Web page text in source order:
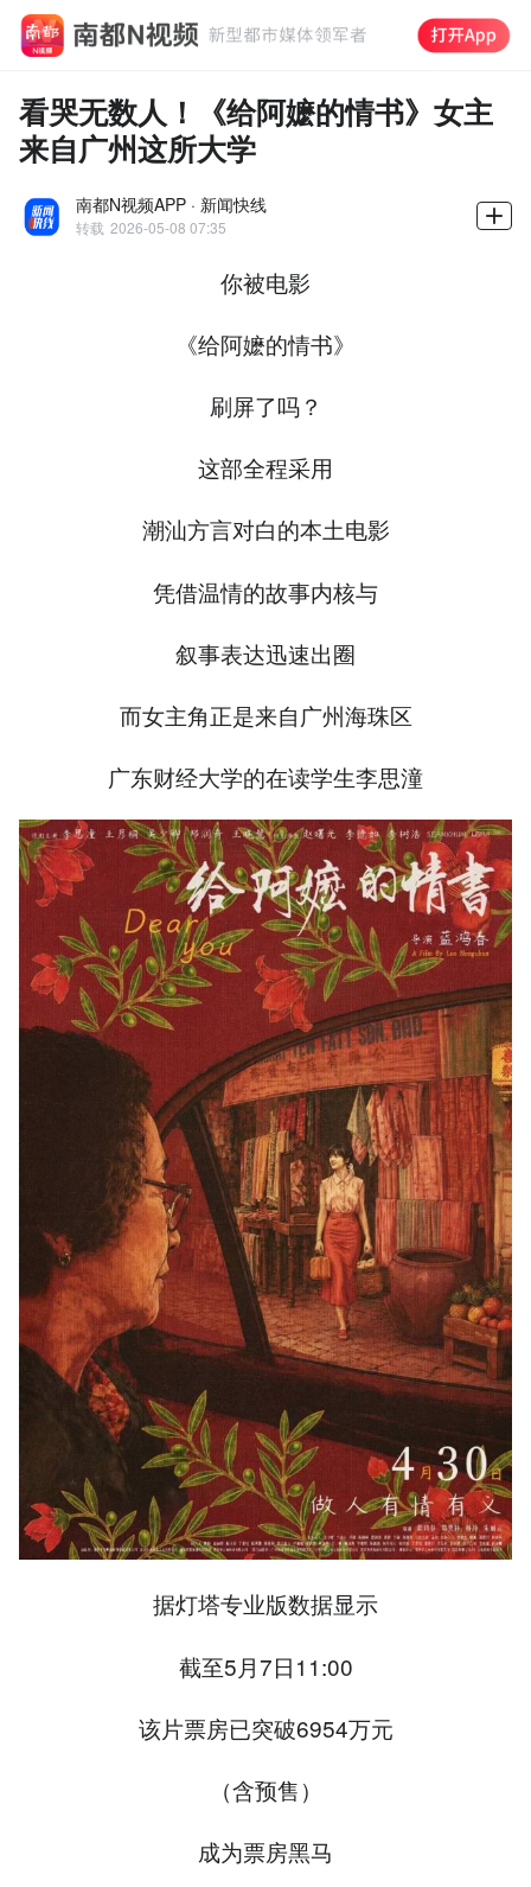
看哭无数人！《给阿嬷的情书》女主
来自广州这所大学
南都N视频APP · 新闻快线
转载 2026-05-08 07:35
你被电影
《给阿嬷的情书》
刷屏了吗？
这部全程采用
潮汕方言对白的本土电影
凭借温情的故事内核与
叙事表达迅速出圈
而女主角正是来自广州海珠区
广东财经大学的在读学生李思潼
据灯塔专业版数据显示
截至5月7日11:00
该片票房已突破6954万元
（含预售）
成为票房黑马